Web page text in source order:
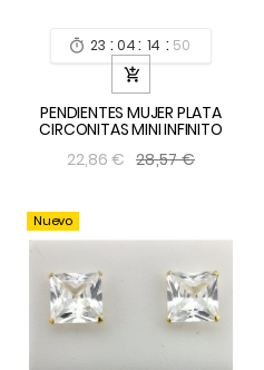
 23 : 04: 14 : 49

PENDIENTES MUJER PLATA
CIRCONITAS MINI INFINITO
22,86 € 28,57 €
Nuevo